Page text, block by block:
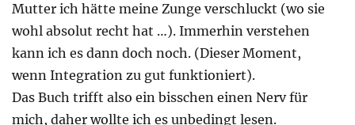
Mutter ich hätte meine Zunge verschluckt (wo sie
wohl absolut recht hat …). Immerhin verstehen
kann ich es dann doch noch. (Dieser Moment,
wenn Integration zu gut funktioniert).
Das Buch trifft also ein bisschen einen Nerv für
mich, daher wollte ich es unbedingt lesen.